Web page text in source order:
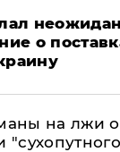
о
на лжи о